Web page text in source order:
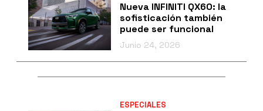
Nueva INFINITI QX60: la
sofisticación también
puede ser funcional
Junio 24, 2026
ESPECIALES